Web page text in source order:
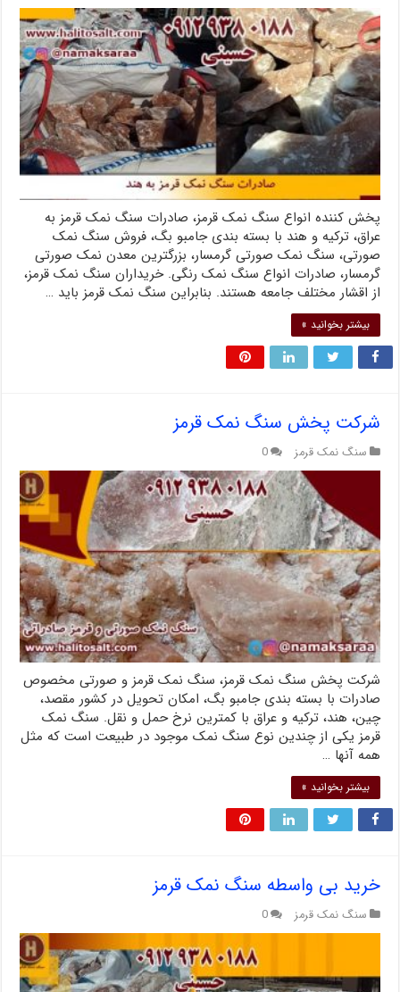
پخش کننده انواع سنگ نمک قرمز، صادرات سنگ نمک قرمز به
عراق، ترکیه و هند با بسته بندی جامبو بگ، فروش سنگ نمک
صورتی، سنگ نمک صورتی گرمسار، بزرگترین معدن نمک صورتی
گرمسار، صادرات انواع سنگ نمک رنگی. خریداران سنگ نمک قرمز،
از اقشار مختلف جامعه هستند. بنابراین سنگ نمک قرمز باید …
بیشتر بخوانید »
شرکت پخش سنگ نمک قرمز
سنگ نمک قرمز 0
شرکت پخش سنگ نمک قرمز، سنگ نمک قرمز و صورتی مخصوص
صادرات با بسته بندی جامبو بگ، امکان تحویل در کشور مقصد،
چین، هند، ترکیه و عراق با کمترین نرخ حمل و نقل. سنگ نمک
قرمز یکی از چندین نوع سنگ نمک موجود در طبیعت است که مثل
همه آنها …
بیشتر بخوانید »
خرید بی واسطه سنگ نمک قرمز
سنگ نمک قرمز 0